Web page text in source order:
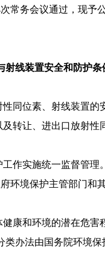
次常务会议通过，现予
射线装置安全和防护条
性同位素、射线装置的
及转让、进出口放射性
工作实施统一监督管理。
环境保护主管部门和
健康和环境的潜在危
类办法由国务院环境